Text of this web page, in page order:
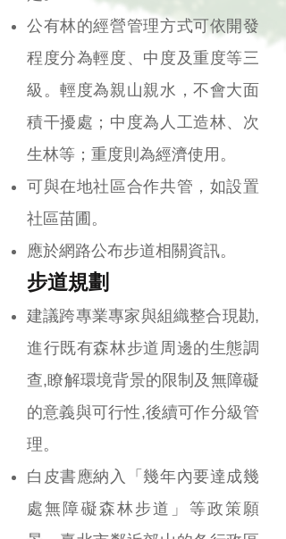
公有林的經營管理方式可依開發
程度分為輕度、中度及重度等三
級。輕度為親山親水，不會大面
積干擾處；中度為人工造林、次
生林等；重度則為經濟使用。
可與在地社區合作共管，如設置
社區苗圃。
應於網路公布步道相關資訊。
步道規劃
建議跨專業專家與組織整合現勘,
進行既有森林步道周邊的生態調
查,瞭解環境背景的限制及無障礙
的意義與可行性,後續可作分級管
理。
白皮書應納入「幾年內要達成幾
處無障礙森林步道」等政策願